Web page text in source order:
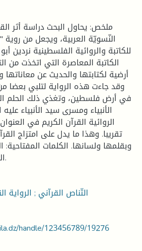
ملخص: يحاول البحث دراسة أثر
النّسويّة العربية، ويجعل من
للكاتبة والروائية الفلسطينية نردين
الكاتبة المعاصرة التي اتخذت من
أرضية لكتابتها والحديث عن
وقد جاءت هذه الرواية لتلبي بعضا
في أرض فلسطين، وتغذي ذلك الحلم
الأنبياء ومسرى سيد الأنبياء
الروائية القرآن الكريم في
تقريبا. وهذا ما يدل على امتزاج
وبقلمها ولسانها. الكلمات المفتاحية:
النسوية، نردين أبو نبعة.
التّناص القرآني ; الرواية
handle/123456789/19276